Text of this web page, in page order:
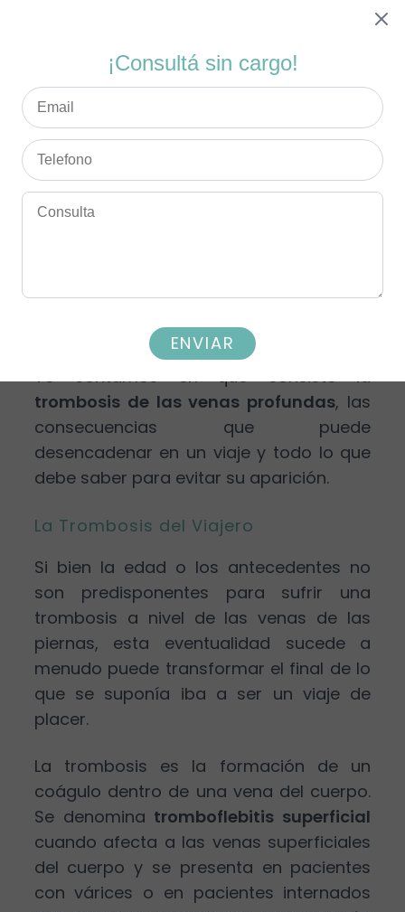
Flebologia: Trombosis de
las Venas Profundas
¿Un viaje de placer puede terminar en
Te contamos en qué consiste la
trombosis de las venas profundas, las
consecuencias que puede
desencadenar en un viaje y todo lo que
debe saber para evitar su aparición.
La Trombosis del Viajero
Si bien la edad o los antecedentes no
son predisponentes para sufrir una
trombosis a nivel de las venas de las
piernas, esta eventualidad sucede a
menudo puede transformar el final de lo
que se suponía iba a ser un viaje de
placer.
La trombosis es la formación de un
coágulo dentro de una vena del cuerpo.
Se denomina tromboflebitis superficial
cuando afecta a las venas superficiales
del cuerpo y se presenta en pacientes
con várices o en pacientes internados
¡Consultá sin cargo!
ENVIAR